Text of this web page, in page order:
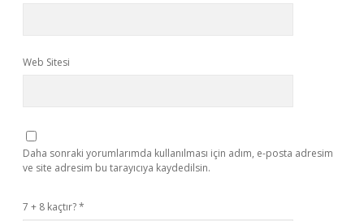
Web Sitesi
Daha sonraki yorumlarımda kullanılması için adım, e-posta adresim
ve site adresim bu tarayıcıya kaydedilsin.
7 + 8 kaçtır?*